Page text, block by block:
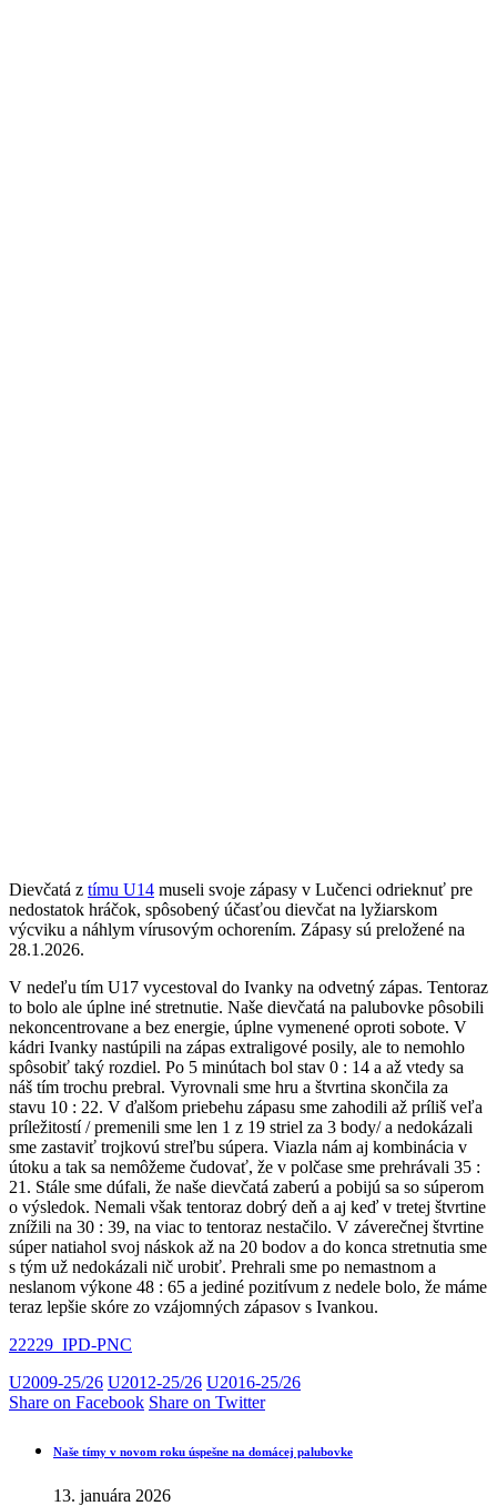
Dievčatá z tímu U14 museli svoje zápasy v Lučenci odrieknuť pre
nedostatok hráčok, spôsobený účasťou dievčat na lyžiarskom
výcviku a náhlym vírusovým ochorením. Zápasy sú preložené na
28.1.2026.
V nedeľu tím U17 vycestoval do Ivanky na odvetný zápas. Tentoraz
to bolo ale úplne iné stretnutie. Naše dievčatá na palubovke pôsobili
nekoncentrovane a bez energie, úplne vymenené oproti sobote. V
kádri Ivanky nastúpili na zápas extraligové posily, ale to nemohlo
spôsobiť taký rozdiel. Po 5 minútach bol stav 0 : 14 a až vtedy sa
náš tím trochu prebral. Vyrovnali sme hru a štvrtina skončila za
stavu 10 : 22. V ďalšom priebehu zápasu sme zahodili až príliš veľa
príležitostí / premenili sme len 1 z 19 striel za 3 body/ a nedokázali
sme zastaviť trojkovú streľbu súpera. Viazla nám aj kombinácia v
útoku a tak sa nemôžeme čudovať, že v polčase sme prehrávali 35 :
21. Stále sme dúfali, že naše dievčatá zaberú a pobijú sa so súperom
o výsledok. Nemali však tentoraz dobrý deň a aj keď v tretej štvrtine
znížili na 30 : 39, na viac to tentoraz nestačilo. V záverečnej štvrtine
súper natiahol svoj náskok až na 20 bodov a do konca stretnutia sme
s tým už nedokázali nič urobiť. Prehrali sme po nemastnom a
neslanom výkone 48 : 65 a jediné pozitívum z nedele bolo, že máme
teraz lepšie skóre zo vzájomných zápasov s Ivankou.
22229_IPD-PNC
U2009-25/26 U2012-25/26 U2016-25/26
Share on Facebook Share on Twitter
Naše tímy v novom roku úspešne na domácej palubovke
13. januára 2026